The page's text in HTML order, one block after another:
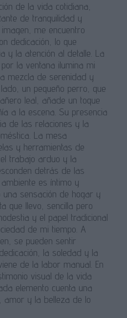
de la vida cotidiana,
de tranquilidad y
me encuentro
dedicación, lo que
y la atención al detalle. La
la ventana ilumina mi
mezcla de serenidad y
un pequeño perro, que
leal, añade un toque
a la escena. Su presencia
de las relaciones y la
La mesa
y herramientas de
trabajo arduo y la
detrás de las
es íntimo y
sensación de hogar y
que llevo, sencilla pero
y el papel tradicional
de mi tiempo. A
se pueden sentir
la soledad y la
de la labor manual. En
visual de la vida
elemento cuenta una
amor y la belleza de lo